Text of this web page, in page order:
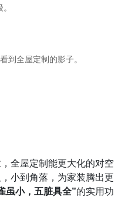
到全屋定制的影子。
全屋定制能更大化的对空
小到角落，为家装腾出更
虽小，五脏具全”的实用功